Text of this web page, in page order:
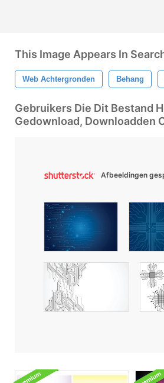
This Image Appears In
Web Achtergronden Behang
Gebruikers Die Dit Bestand
Gedownload, Downloadden
Afbeeldingen